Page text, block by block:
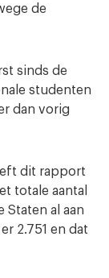
de
sinds de
studenten
dan vorig
dit rapport
totale aantal
Staten al aan
2.751 en dat